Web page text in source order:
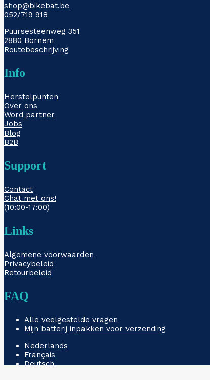
shop@bikebat.be
052/719 918
Puursesteenweg 351
2880 Bornem
Routebeschrijving
Info
Herstelpunten
Over ons
Word partner
Jobs
Blog
B2B
Support
Contact
Chat met ons!
(10:00-17:00)
Links
Algemene voorwaarden
Privacybeleid
Retourbeleid
FAQ
Alle veelgestelde vragen
Mijn batterij inpakken voor verzending
Nederlands
Français
Deutsch